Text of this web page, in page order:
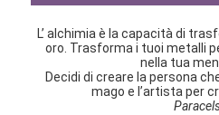
L’ alchimia è la capacità di
oro. Trasforma i tuoi metalli
nella tua
Decidi di creare la persona
mago e l’artista per